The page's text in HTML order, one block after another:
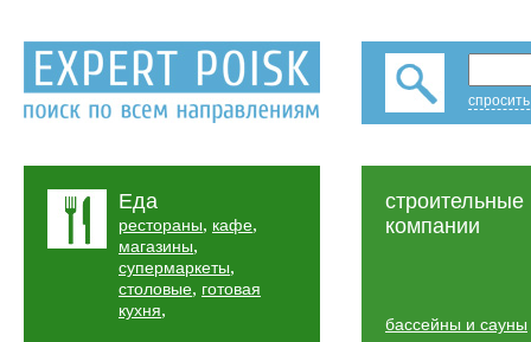
Еда
рестораны, кафе,
магазины,
супермаркеты,
столовые, готовая
кухня,
строительные
компании
бассейны и сауны